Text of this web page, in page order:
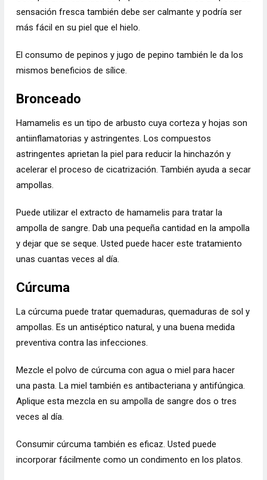
sensación fresca también debe ser calmante y podría ser
más fácil en su piel que el hielo.
El consumo de pepinos y jugo de pepino también le da los
mismos beneficios de sílice.
Bronceado
Hamamelis es un tipo de arbusto cuya corteza y hojas son
antiinflamatorias y astringentes. Los compuestos
astringentes aprietan la piel para reducir la hinchazón y
acelerar el proceso de cicatrización. También ayuda a secar
ampollas.
Puede utilizar el extracto de hamamelis para tratar la
ampolla de sangre. Dab una pequeña cantidad en la ampolla
y dejar que se seque. Usted puede hacer este tratamiento
unas cuantas veces al día.
Cúrcuma
La cúrcuma puede tratar quemaduras, quemaduras de sol y
ampollas. Es un antiséptico natural, y una buena medida
preventiva contra las infecciones.
Mezcle el polvo de cúrcuma con agua o miel para hacer
una pasta. La miel también es antibacteriana y antifúngica.
Aplique esta mezcla en su ampolla de sangre dos o tres
veces al día.
Consumir cúrcuma también es eficaz. Usted puede
incorporar fácilmente como un condimento en los platos.